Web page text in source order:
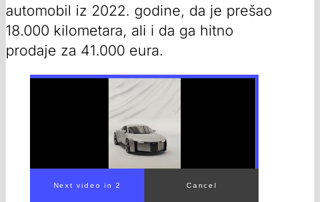
automobil iz 2022. godine, da je prešao
18.000 kilometara, ali i da ga hitno
prodaje za 41.000 eura.